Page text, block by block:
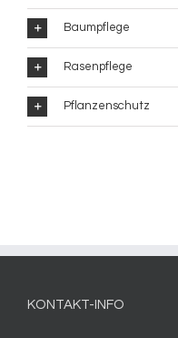
Baumpflege
Rasenpflege
Pflanzenschutz
KONTAKT-INFO